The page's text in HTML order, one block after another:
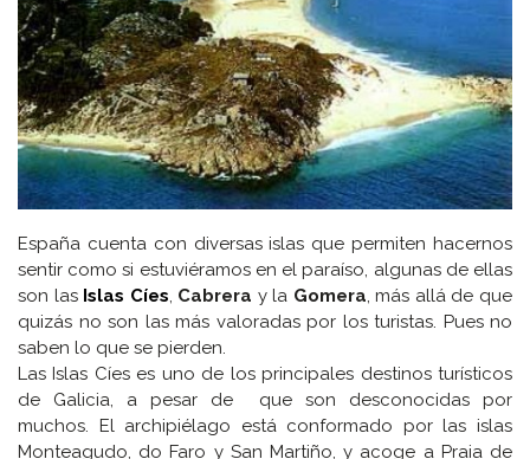
España cuenta con diversas islas que permiten hacernos
sentir como si estuviéramos en el paraíso, algunas de ellas
son las Islas Cíes, Cabrera y la Gomera, más allá de que
quizás no son las más valoradas por los turistas. Pues no
saben lo que se pierden.
Las Islas Cíes es uno de los principales destinos turísticos
de Galicia, a pesar de que son desconocidas por
muchos. El archipiélago está conformado por las islas
Monteagudo, do Faro y San Martiño, y acoge a Praia de